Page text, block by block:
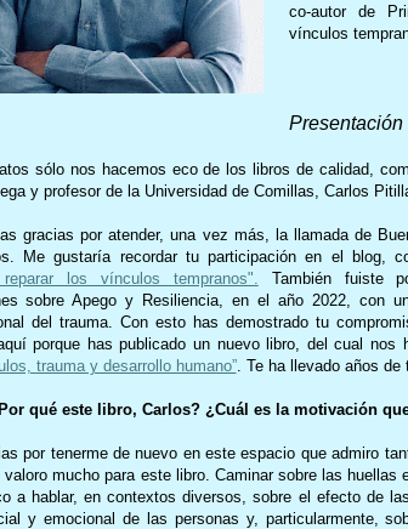
co-autor de
vínculos
Presentación
sólo nos hacemos eco de los libros de calidad,
y profesor de la Universidad de Comillas, Carlos
gracias por atender, una vez más, la llamada de
Me gustaría recordar tu participación en el blog,
los vínculos tempranos".
También fuiste
sobre Apego y Resiliencia, en el año 2022, con
del trauma. Con esto has demostrado tu
porque has publicado un nuevo libro, del cual
trauma y desarrollo humano”. Te ha llevado años de
qué este libro, Carlos? ¿Cuál es la motivación
por tenerme de nuevo en este espacio que admiro
valoro mucho para este libro. Caminar sobre las
a hablar, en contextos diversos, sobre el efecto de
y emocional de las personas y, particularmente,